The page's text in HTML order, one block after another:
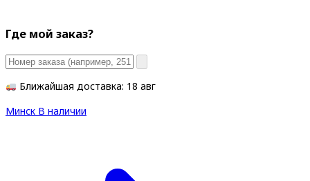
Где мой заказ?
Ближайшая доставка: 18 авг
Минск В наличии